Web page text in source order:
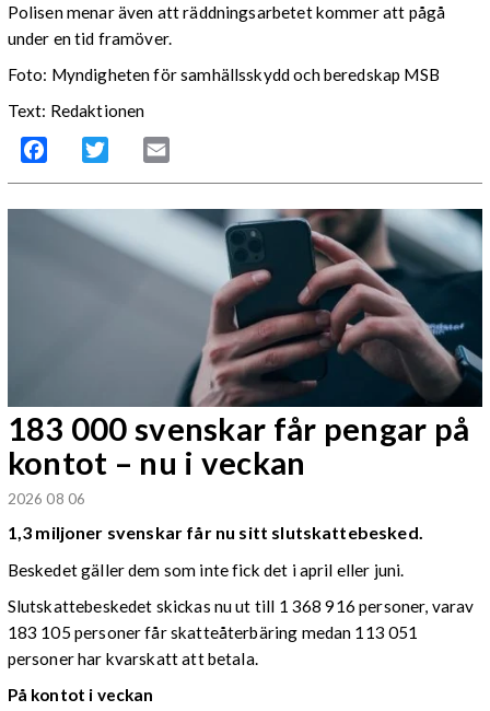
Polisen menar även att räddningsarbetet kommer att pågå
under en tid framöver.
Foto: Myndigheten för samhällsskydd och beredskap MSB
Text: Redaktionen
Facebook Twitter
183 000 svenskar får pengar på
kontot – nu i veckan
2026 08 06
1,3 miljoner svenskar får nu sitt slutskattebesked.
Beskedet gäller dem som inte fick det i april eller juni.
Slutskattebeskedet skickas nu ut till 1 368 916 personer, varav
183 105 personer får skatteåterbäring medan 113 051
personer har kvarskatt att betala.
På kontot i veckan